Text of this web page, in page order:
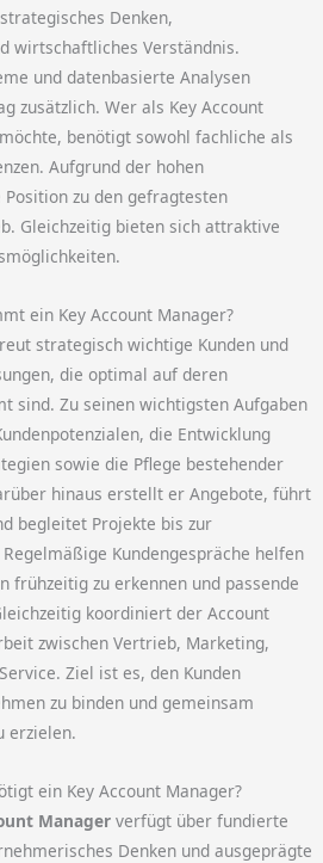
Denken,
wirtschaftliches Verständnis.
und datenbasierte Analysen
zusätzlich. Wer als Key Account
benötigt sowohl fachliche als
Aufgrund der hohen
zu den gefragtesten
Gleichzeitig bieten sich attraktive
ein Key Account Manager?
strategisch wichtige Kunden und
die optimal auf deren
sind. Zu seinen wichtigsten Aufgaben
die Entwicklung
sowie die Pflege bestehender
hinaus erstellt er Angebote, führt
begleitet Projekte bis zur
Kundengespräche helfen
frühzeitig zu erkennen und passende
koordiniert der Account
zwischen Vertrieb, Marketing,
Ziel ist es, den Kunden
zu binden und gemeinsam
erzielen.
ein Key Account Manager?
Manager verfügt über fundierte
Denken und ausgeprägte